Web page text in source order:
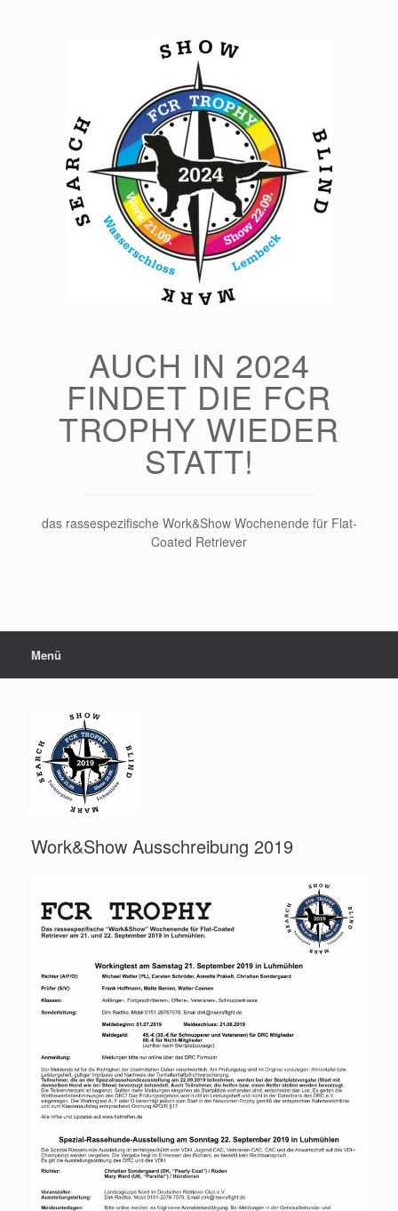
AUCH IN 2024
FINDET DIE FCR
TROPHY WIEDER
STATT!
das rassespezifische Work&Show Wochenende für Flat-
Coated Retriever
Menü
Work&Show Ausschreibung 2019